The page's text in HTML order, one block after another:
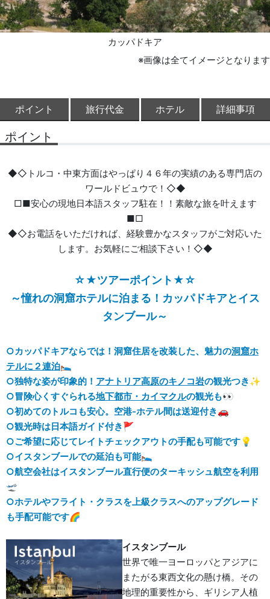
カッパドキア
※画像は全てイメージとなります
ポイント 旅行代金 ホテル 詳細事項
ポイント
◆◇トルコ・中東方面はやっぱり４６年の実績のある専門店の
ワールドビュウで！◇◆
□■安心の現地日本語スタッフ駐在！！素敵な旅を叶えます
■□
◆◇お電話をいただければ、経験豊かなスタッフがご対応いた
します。お気軽にご相談下さい！◇◆
☆★ツアーポイント★☆
～憧れの洞窟ホテルに泊まる！カッパドキアとイス
タンブール～
○カッパドキアならでは！洞窟住居を改装した、魅力の洞窟ホ
テルに２連泊🛌
○独特な姿が印象的！ アナトリア高原のキノコ岩の観光つき✨
○冒険心くすぐられる地下都市・カイマクルの観光も👀
○初めてのトルコも安心。空港-ホテル間は送迎付き🚗
○観光時は日本語ガイド付き🚩
○ご希望に応じてレイトチェックアウトの手配も可能です💡
○イスタンブールでの延泊も可能🛌
○航空会社はイスタンブール直行便のターキッシュ航空を利用
🛫
○ホテルやフライト・クラスを上級クラスへのアップグレード
も手配可能です🌈
イスタンブール
世界で唯一ヨーロッパとアジアに
またがる東西文化の懸け橋。その
地理的重要性から、ギリシア人植